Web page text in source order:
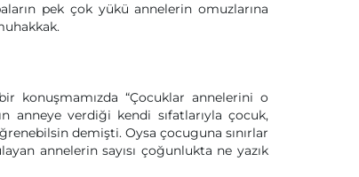
pek çok yükü annelerin omuzlarına
konuşmamızda “Çocuklar annelerini o
anneye verdiği kendi sıfatlarıyla çocuk,
demişti. Oysa çocuguna sınırlar
annelerin sayısı çoğunlukta ne yazık